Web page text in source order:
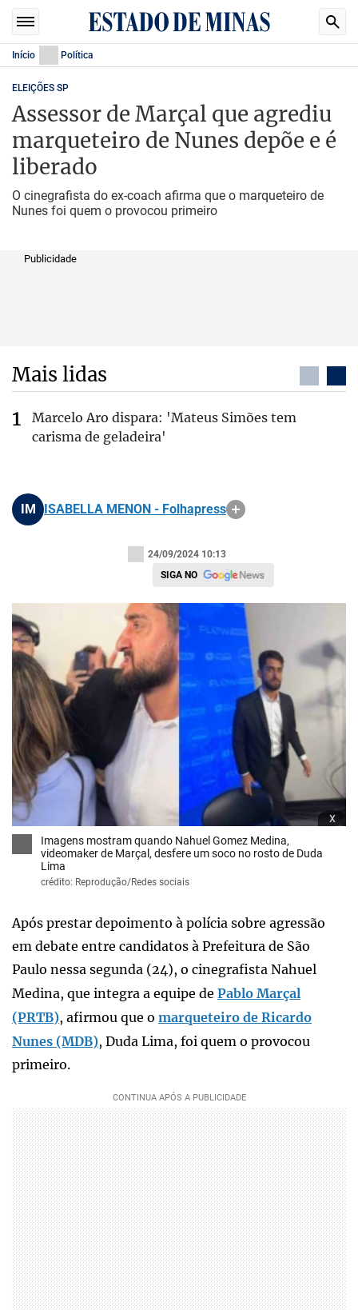
Início Política
ELEIÇÕES SP
Assessor de Marçal que agrediu
marqueteiro de Nunes depõe e é
liberado
O cinegrafista do ex-coach afirma que o marqueteiro de
Nunes foi quem o provocou primeiro
Publicidade
Mais lidas
Marcelo Aro dispara: 'Mateus Simões tem
carisma de geladeira'
IM ISABELLA MENON - Folhapress
24/09/2024 10:13
SIGA NO
x
Imagens mostram quando Nahuel Gomez Medina,
videomaker de Marçal, desfere um soco no rosto de Duda
Lima
crédito: Reprodução/Redes sociais
Após prestar depoimento à polícia sobre agressão
em debate entre candidatos à Prefeitura de São
Paulo nessa segunda (24), o cinegrafista Nahuel
Medina, que integra a equipe de Pablo Marçal
(PRTB), afirmou que o marqueteiro de Ricardo
Nunes (MDB), Duda Lima, foi quem o provocou
primeiro.